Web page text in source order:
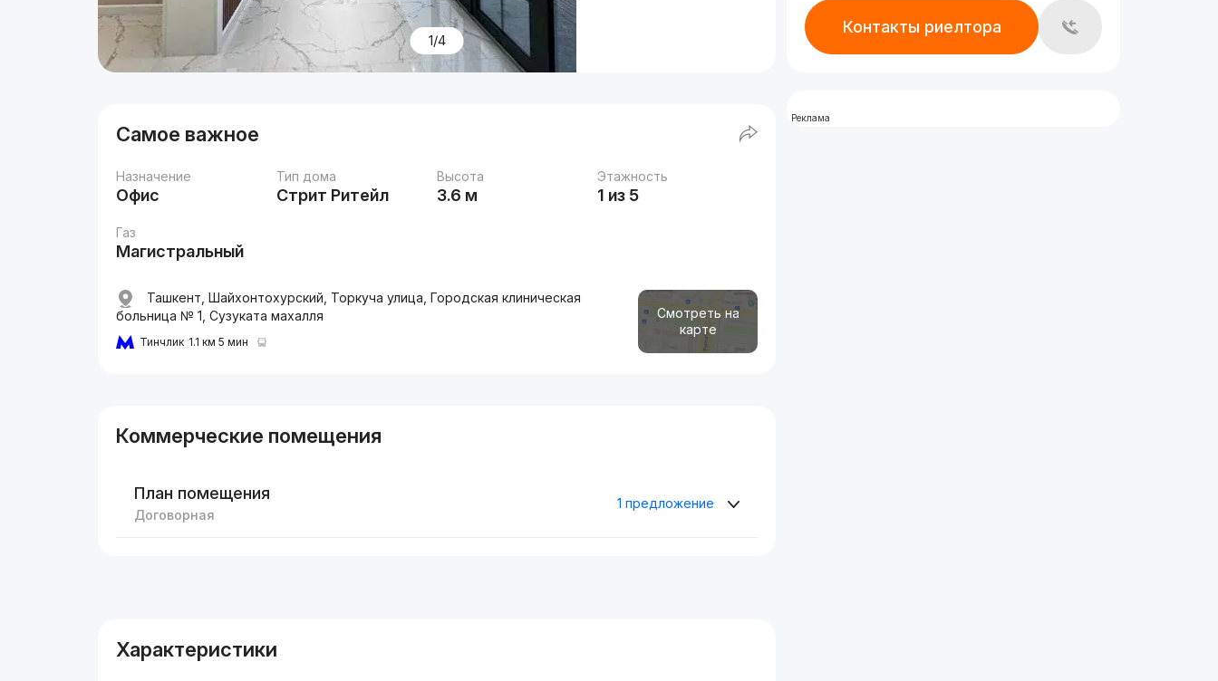
1/4
Самое важное
Назначение
Офис
Тип дома
Стрит Ритейл
Высота
3.6 м
Этажность
1 из 5
Газ
Магистральный
Смотреть на
карте
Ташкент, Шайхонтохурский, Торкуча улица, Городская клиническая
больница № 1, Сузуката махалля
Тинчлик 1.1 км 5 мин
Коммерческие помещения
План помещения
Договорная
1 предложение
Характеристики
Контакты риелтора
Реклама